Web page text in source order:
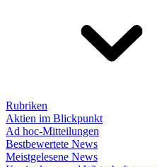
Rubriken
Aktien im Blickpunkt
Ad hoc-Mitteilungen
Bestbewertete News
Meistgelesene News